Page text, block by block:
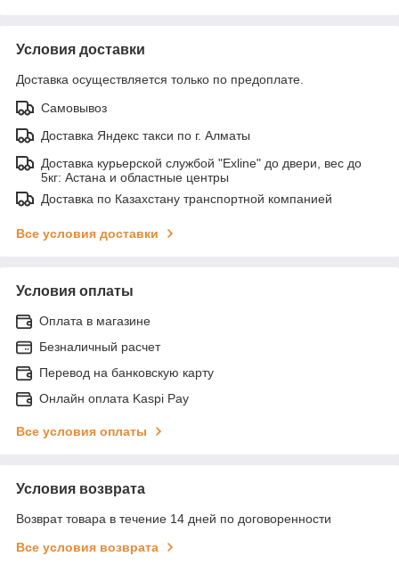
Условия доставки
Доставка осуществляется только по предоплате.
Самовывоз
Доставка Яндекс такси по г. Алматы
Доставка курьерской службой "Exline" до двери, вес до
5кг: Астана и областные центры
Доставка по Казахстану транспортной компанией
Все условия доставки
Условия оплаты
Оплата в магазине
Безналичный расчет
Перевод на банковскую карту
Онлайн оплата Kaspi Pay
Все условия оплаты
Условия возврата
Возврат товара в течение 14 дней по договоренности
Все условия возврата